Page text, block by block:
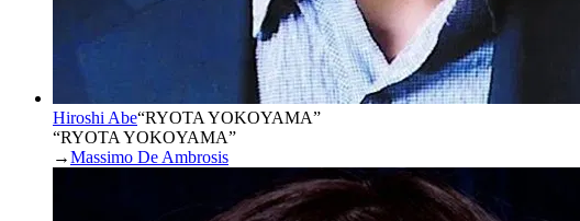
Hiroshi Abe“RYOTA YOKOYAMA”
“RYOTA YOKOYAMA”
→Massimo De Ambrosis